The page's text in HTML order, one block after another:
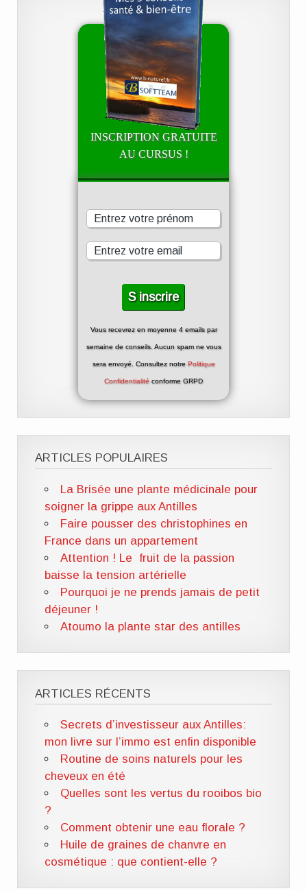
INSCRIPTION GRATUITE
AU CURSUS !
Vous recevrez en moyenne 4 emails par
semaine de conseils. Aucun spam ne vous
sera envoyé. Consultez notre Politique
Confidentialité conforme GRPD
ARTICLES POPULAIRES
La Brisée une plante médicinale pour
soigner la grippe aux Antilles
Faire pousser des christophines en
France dans un appartement
Attention ! Le fruit de la passion
baisse la tension artérielle
Pourquoi je ne prends jamais de petit
déjeuner !
Atoumo la plante star des antilles
ARTICLES RÉCENTS
Secrets d’investisseur aux Antilles:
mon livre sur l’immo est enfin disponible
Routine de soins naturels pour les
cheveux en été
Quelles sont les vertus du rooibos bio
?
Comment obtenir une eau florale ?
Huile de graines de chanvre en
cosmétique : que contient-elle ?